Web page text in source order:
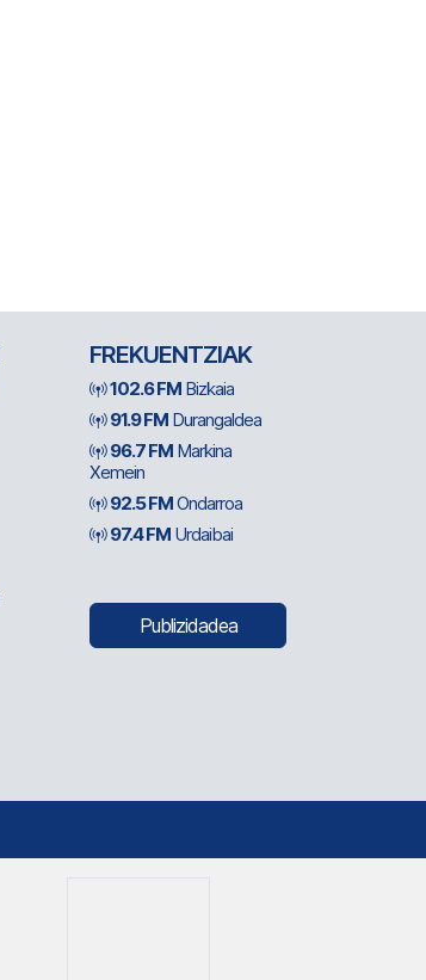
FREKUENTZIAK
102.6 FM Bizkaia
91.9 FM Durangaldea
96.7 FM Markina
Xemein
92.5 FMOndarroa
97.4 FM Urdaibai
Publizidadea